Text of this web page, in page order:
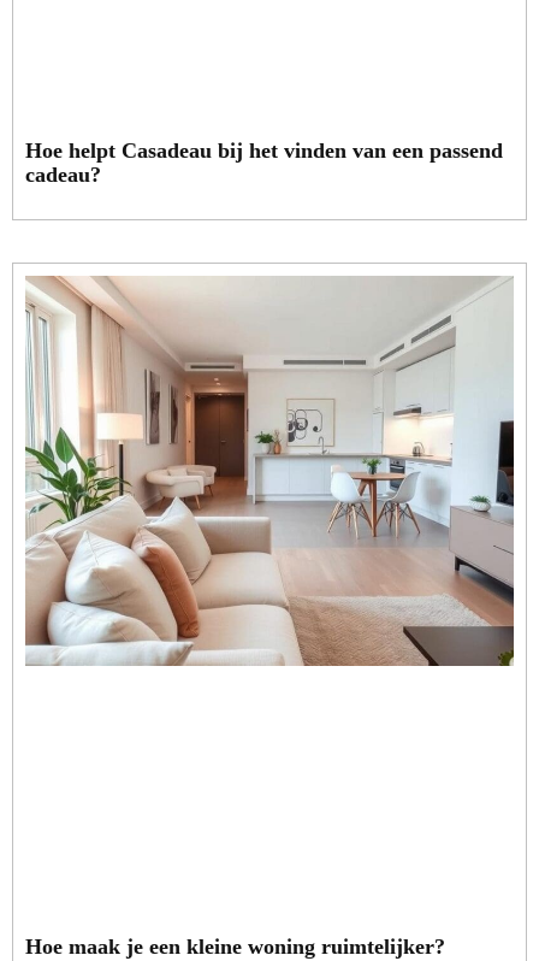
Hoe helpt Casadeau bij het vinden van een passend
cadeau?
Hoe maak je een kleine woning ruimtelijker?